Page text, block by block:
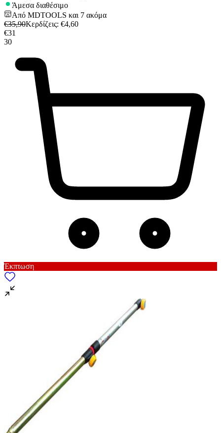
Άμεσα διαθέσιμο
Από MDTOOLS και 7 ακόμα
€35,90Κερδίζεις: €4,60
€31
30
Έκπτωση